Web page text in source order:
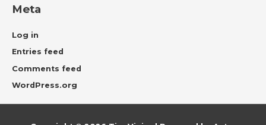
Meta
Log in
Entries feed
Comments feed
WordPress.org